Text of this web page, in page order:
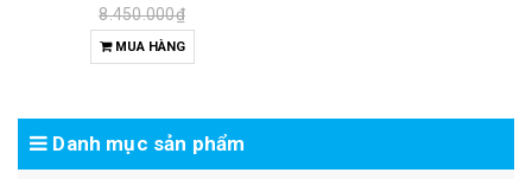
8.450.000₫
MUA HÀNG
Danh mục sản phẩm